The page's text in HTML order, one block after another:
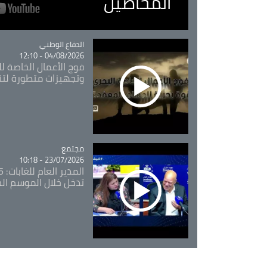
Catégorie
الدفاع الوطني
04/08/2026 - 12:10
فوج الأعمال الخاصة
وتجهيزات متطورة
Catégorie
مجتمع
23/07/2026 - 10:18
تدخل خلال الموسم